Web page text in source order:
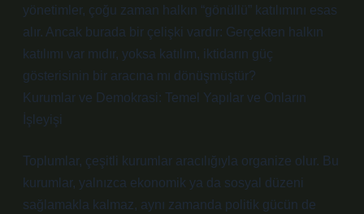
yönetimler, çoğu zaman halkın “gönüllü” katılımını esas
alır. Ancak burada bir çelişki vardır: Gerçekten halkın
katılımı var mıdır, yoksa katılım, iktidarın güç
gösterisinin bir aracına mı dönüşmüştür?
Kurumlar ve Demokrasi: Temel Yapılar ve Onların
İşleyişi
Toplumlar, çeşitli kurumlar aracılığıyla organize olur. Bu
kurumlar, yalnızca ekonomik ya da sosyal düzeni
sağlamakla kalmaz, aynı zamanda politik gücün de